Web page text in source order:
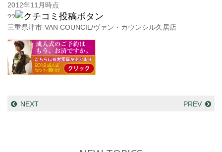
2012年11月時点
??
三重県津市-VAN COUNCIL/ヴァン・カウンシル久居店
NEXT PREV